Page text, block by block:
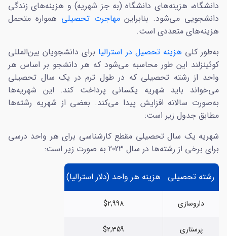
معلولیت، بدون دوست و آشنا مناسب است. در
این اقامتگاه‌ها اینترنت و غذا تهیه نشده است و
دانشگاه، هزینه‌های دانشگاه (به جز شهریه) و هزینه‌های زندگی
دانشجویی می‌شود. بنابراینمهاجرت تحصیلی همواره متحمل
هزینه‌های متعددی است.
به‌طور کلی هزینه‌ تحصیل در استرالیا برای دانشجویان بین‌المللی
کوئینزلند این طور محاسبه می‌شود که هر دانشجو بر اساس هر
واحد از رشته تحصیلی که در طول ترم در یک سال تحصیلی
می‌خواند باید شهریه یکسانی پرداخت کند. این شهریه‌ها
به‌صورت سالانه افزایش پیدا می‌کند. بعضی از شهریه رشته‌ها
مطابق جدول زیر است:
شهریه یک سال تحصیلی مقطع کارشناسی برای هر واحد درسی
برای برخی از رشته‌ها در سال 2023 به صورت زیر است:
رشته تحصیلی هزینه هر واحد (دلار استرالیا)
داروسازی $2,998
پرستاری $2,359